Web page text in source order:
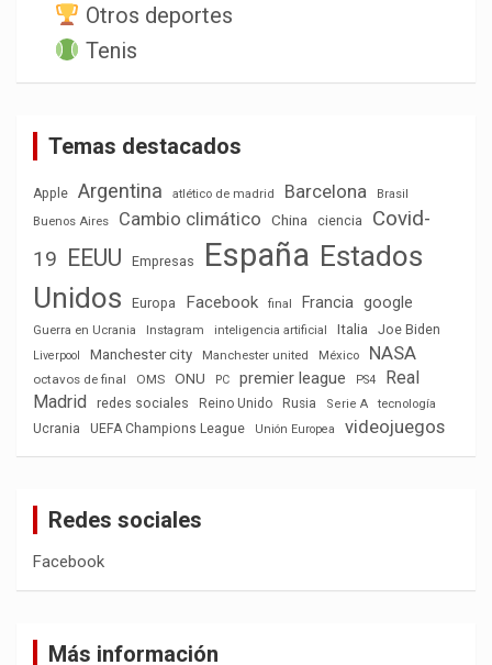
Otros deportes
Tenis
Temas destacados
Apple Argentina atlético de madrid Barcelona
Brasil
Buenos Aires
Cambio climático China ciencia
Covid-
19 EEUU Empresas España Estados
Unidos
Europa Facebook final Francia google
Guerra en Ucrania Instagram inteligencia artificial Italia Joe Biden
Liverpool Manchester city Manchester united México NASA
octavos de final OMS ONU PC premier league PS4
Real
Madrid
redes sociales Reino Unido Rusia Serie A
tecnología
Ucrania
UEFA Champions League Unión Europea videojuegos
Redes sociales
Facebook
Más información